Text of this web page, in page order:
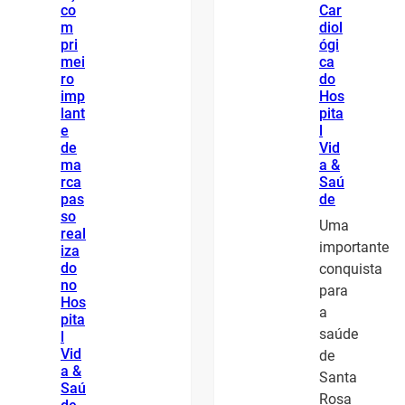
co
m
pri
mei
ro
imp
lant
e
de
ma
rca
pas
so
real
iza
do
no
Hos
pita
l
Vid
a &
Saú
Car
diol
ógi
ca
do
Hos
pita
l
Vid
a &
Saú
de
Uma
importante
conquista
para
a
saúde
de
Santa
Rosa